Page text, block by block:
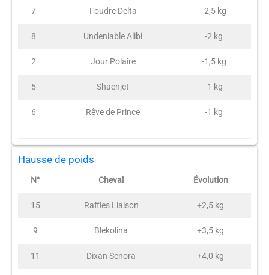
7 Foudre Delta -2,5 kg
8 Undeniable Alibi -2 kg
2 Jour Polaire -1,5 kg
5 Shaenjet -1 kg
6 Rêve de Prince -1 kg
Hausse de poids
N° Cheval Évolution
15 Raffles Liaison +2,5 kg
9 Blekolina +3,5 kg
11 Dixan Senora +4,0 kg